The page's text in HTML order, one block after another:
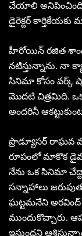
చేయాలి
డైరెక్టర్ కార్తికేయకు
హీరోయిన్ రజిత శాండీ
నటిస్తున్నాను. నా
సినిమా కోసం వర్క్
మొదటి చిత్రమిది. ఒక
అందరినీ
ప్రొడ్యూసర్ రాఘవ
రూపంలో మాకొక
నేను ఒక సినిమా
సన్నాహాలు
ఘట్టమనేని అరవింద్
ముందుకొచ్చారు.
ఇస్తుందని